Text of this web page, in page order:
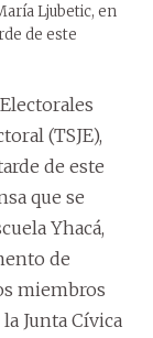
Ljubetic, en
de este
(TSJE),
de este
que se
Yhacá,
de
miembros
Junta Cívica